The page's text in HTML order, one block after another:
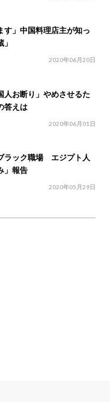
す」中国料理店主が知っ
2020年06月20日
人お断り」やめさせるた
答えは
2020年06月01日
ラック職場 エジプト人
」報告
2020年05月29日